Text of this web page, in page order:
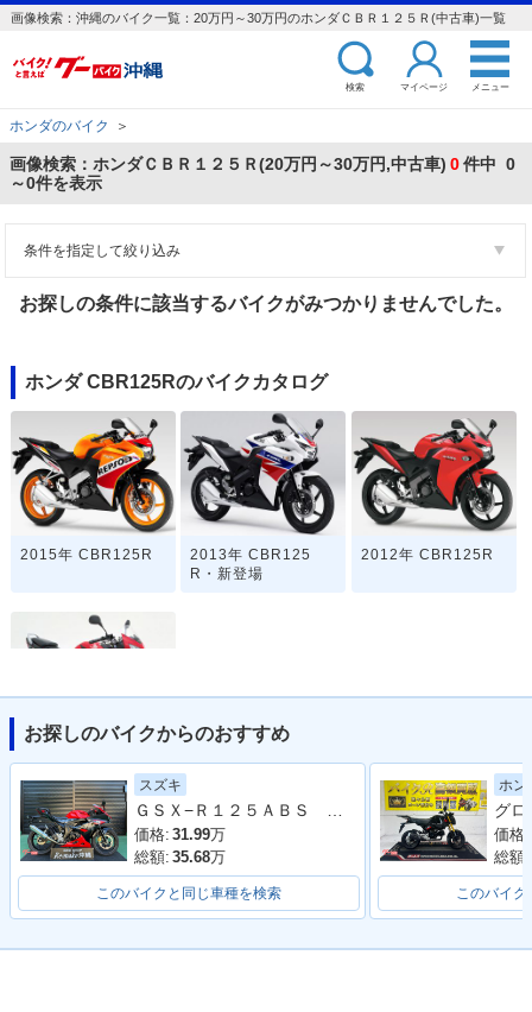
画像検索：沖縄のバイク一覧：20万円～30万円のホンダＣＢＲ１２５Ｒ(中古車)一覧
検索 マイページ メニュー
ホンダのバイク ＞
画像検索：ホンダＣＢＲ１２５Ｒ(20万円～30万円,中古車) 0件中 0
～0件を表示
条件を指定して絞り込み
お探しの条件に該当するバイクがみつかりませんでした。
ホンダ CBR125Rのバイクカタログ
2015年 CBR125R
2013年 CBR125
R・新登場
2012年 CBR125R
お探しのバイクからのおすすめ
スズキ
ＧＳＸ−Ｒ１２５ＡＢＳ ＤＬ３３Ｂ ２０２１年モデル 社外マフラー ストロンガーレッド
価格: 31.99万
総額: 35.68万
このバイクと同じ車種を検索
ホン
価格:
総額:
このバイク